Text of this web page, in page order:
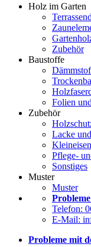
Holz im Garten
Zubehör
Baustoffe
Folien
Zubehör
Lacke
Pflege-
Sonstiges
Muster
Muster
Telefon:
E-Mail:
Probleme mit